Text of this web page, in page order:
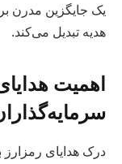
یک جایگزین مدرن
هدیه تبدیل می‌کند.
اهمیت
درک هدایای رمزارز